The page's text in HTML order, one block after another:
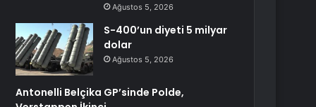
Ağustos 5, 2026
S-400’un diyeti 5 milyar
dolar
Ağustos 5, 2026
Antonelli Belçika GP’sinde Polde,